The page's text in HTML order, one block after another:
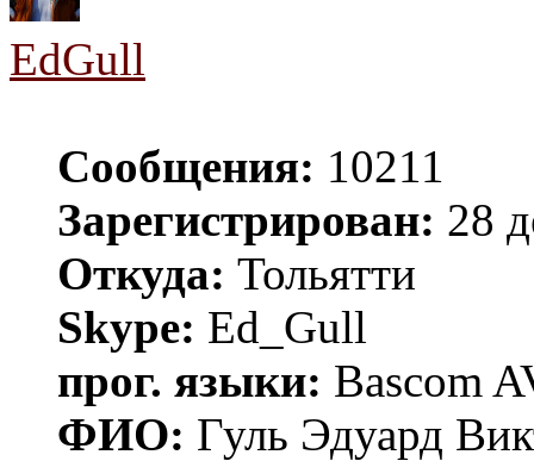
EdGull
Сообщения: 10211
Зарегистрирован: 28
Откуда: Тольятти
Skype: Ed_Gull
прог. языки: Bascom
ФИО: Гуль Эдуард